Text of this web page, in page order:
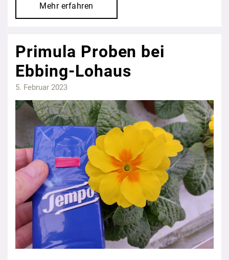
Mehr erfahren
Primula Proben bei
Ebbing-Lohaus
5. Februar 2023